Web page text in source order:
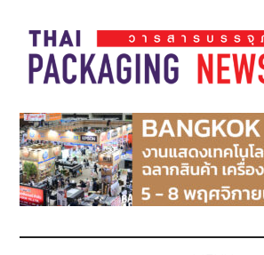
main
content
secondary
menu
primary
sidebar
footer
Thai
Pack
Magazine
Pack
Magazine